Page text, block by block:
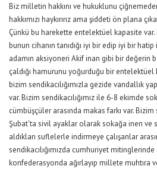
Biz milletin hakkını ve hukuklunu çiğnemeden
hakkımızı haykırırız ama şiddeti ön plana
Çünkü bu harekette entelektüel kapasite
bunun cihanın tanıdığı iyi bir edip iyi bir
adamın aksiyoneri Akif inan gibi bir değerin
çaldığı hamurunu yoğurduğu bir entelektüel
bizim sendikacılığımızla gezide vandallık
var. Bizim sendikacılığımız ile 6-8 ekimde
cümbüşçüler arasında makas farkı var. Bizim
Şubat’ta sivil ayaklar olarak sokağa inen ve
aldıkları suflelerle indirmeye çalışanlar
sendikacılığımızda cumhuriyet
konfederasyonda ağırlayıp millete muhtıra